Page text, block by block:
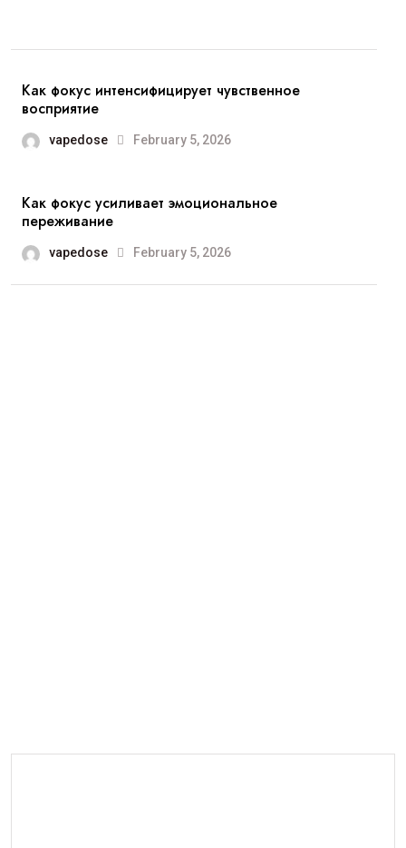
Как фокус интенсифицирует чувственное
восприятие
vapedose February 5, 2026
Как фокус усиливает эмоциональное
переживание
vapedose February 5, 2026